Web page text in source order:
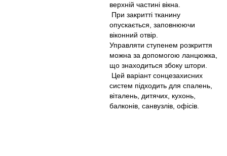
верхній частині вікна.
При закритті тканину
опускається, заповнюючи
віконний отвір.
Управляти ступенем розкриття
можна за допомогою ланцюжка,
що знаходиться збоку штори.
Цей варіант сонцезахисних
систем підходить для спалень,
віталень, дитячих, кухонь,
балконів, санвузлів, офісів.